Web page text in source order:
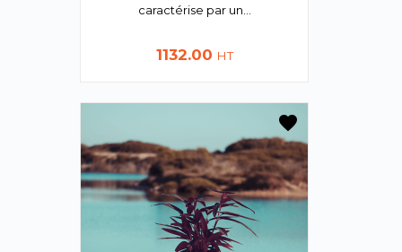
caractérise par un...
Prix
1132.00 HT
favorite